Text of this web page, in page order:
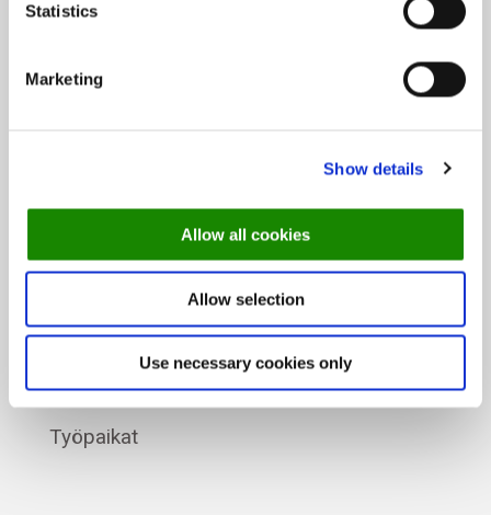
Statistics
Marketing
Show details
Allow all cookies
Allow selection
Use necessary cookies only
Kumppanimme
Työpaikat